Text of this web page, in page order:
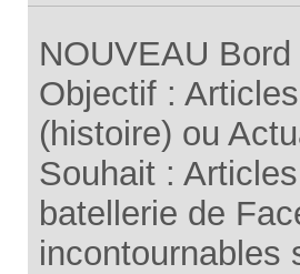
NOUVEAU
Objectif :
(histoire) ou
Souhait :
batellerie de
incontournables